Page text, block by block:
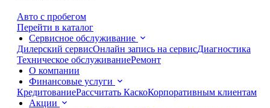
Авто с пробегом
Перейти в каталог
Сервисное обслуживание
Дилерский сервисОнлайн запись на сервисДиагностика
Техническое обслуживаниеРемонт
О компании
Финансовые услуги
КредитованиеРассчитать КаскоКорпоративным клиентам
Акции